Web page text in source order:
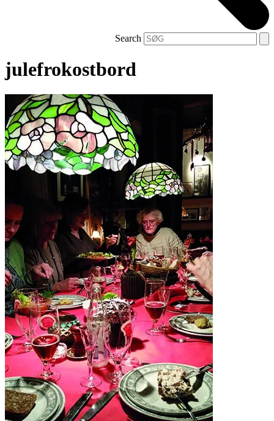
Search
julefrokostbord